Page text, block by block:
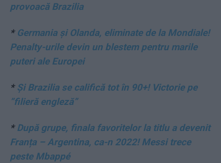
provoacă Brazilia
* Germania și Olanda, eliminate de la Mondiale!
Penalty-urile devin un blestem pentru marile
puteri ale Europei
* Și Brazilia se califică tot în 90+! Victorie pe
”filieră engleză”
*După grupe, finala favoritelor la titlu a devenit
Franța – Argentina, ca-n 2022! Messi trece
peste Mbappé